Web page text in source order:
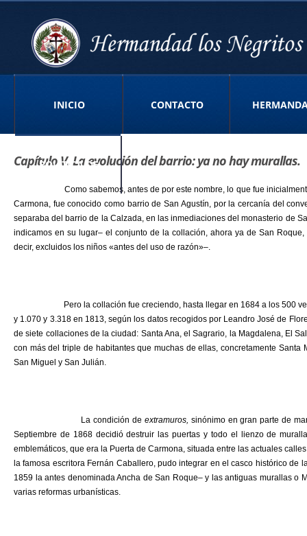
INICIO CONTACTO
POLITICA DE
PRIVACIDAD APP
Capítulo V. La evolución del barrio: ya no hay murallas.
Como sabemos, antes de por este nombre, lo que fue inicialmente un
Carmona, fue conocido como barrio de San Agustín, por la cercanía del
separaba del barrio de la Calzada, en las inmediaciones del monasterio de
indicamos en su lugar– el conjunto de la collación, ahora ya de San
decir, excluidos los niños «antes del uso de razón»–.
Pero la collación fue creciendo, hasta llegar en 1684 a los 500
y 1.070 y 3.318 en 1813, según los datos recogidos por Leandro José de
de siete collaciones de la ciudad: Santa Ana, el Sagrario, la Magdalena, El
con más del triple de habitantes que muchas de ellas, concretamente
San Miguel y San Julián.
La condición de extramuros, sinónimo en gran parte de
Septiembre de 1868 decidió destruir las puertas y todo el lienzo de
emblemáticos, que era la Puerta de Carmona, situada entre las actuales
la famosa escritora Fernán Caballero, pudo integrar en el casco histórico
1859 la antes denominada Ancha de San Roque– y las antiguas murallas
varias reformas urbanísticas.